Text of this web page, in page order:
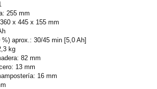
255 mm
x 445 x 155 mm
aprox.: 30/45 min [5,0 Ah]
kg
82 mm
13 mm
16 mm